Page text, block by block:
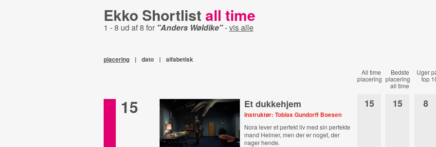
Ekko Shortlist all time
1 - 8 ud af 8 for "Anders Wøldike"-vis alle
placering | dato | alfabetisk
All time
placering
Bedste
placering
all time
Uger
top
15 Et dukkehjem
Instruktør: Tobias Gundorff Boesen
Nora lever et perfekt liv med sin perfekte
mand Helmer, men der er noget, der
nager hende.
15 15 8